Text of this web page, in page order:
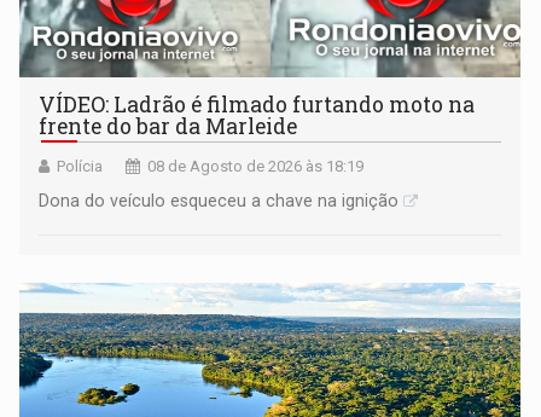
VÍDEO: Ladrão é filmado furtando moto na
frente do bar da Marleide
Polícia 08 de Agosto de 2026 às 18:19
Dona do veículo esqueceu a chave na ignição